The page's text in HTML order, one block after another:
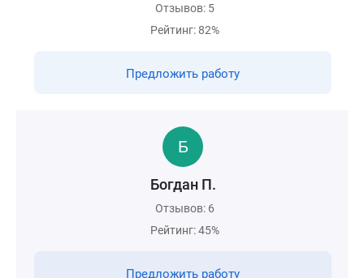
Отзывов: 5
Рейтинг: 82%
Предложить работу
Богдан П.
Отзывов: 6
Рейтинг: 45%
Предложить работу